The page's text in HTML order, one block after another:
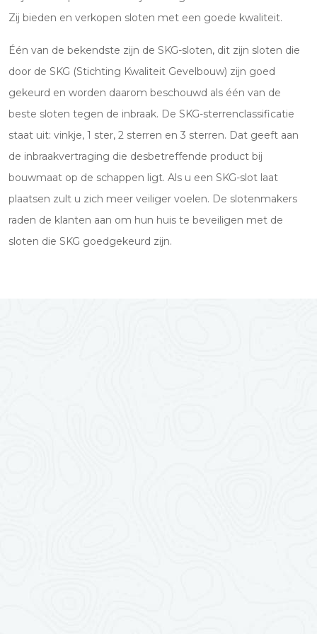
Zij bieden en verkopen sloten met een goede kwaliteit.
Één van de bekendste zijn de SKG-sloten, dit zijn sloten die
door de SKG (Stichting Kwaliteit Gevelbouw) zijn goed
gekeurd en worden daarom beschouwd als één van de
beste sloten tegen de inbraak. De SKG-sterrenclassificatie
staat uit: vinkje, 1 ster, 2 sterren en 3 sterren. Dat geeft aan
de inbraakvertraging die desbetreffende product bij
bouwmaat op de schappen ligt. Als u een SKG-slot laat
plaatsen zult u zich meer veiliger voelen. De slotenmakers
raden de klanten aan om hun huis te beveiligen met de
sloten die SKG goedgekeurd zijn.